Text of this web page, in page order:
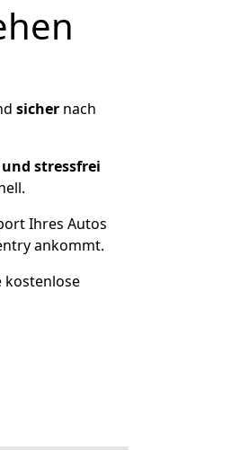
sicher nach
stressfrei
Ihres Autos
ankommt.
kostenlose